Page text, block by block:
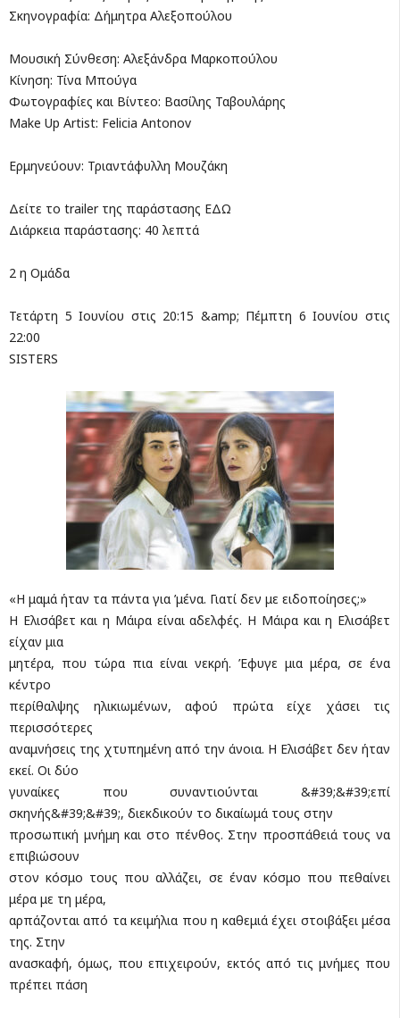
Σκηνογραφία: Δήμητρα Αλεξοπούλου
Μουσική Σύνθεση: Αλεξάνδρα Μαρκοπούλου
Κίνηση: Τίνα Μπούγα
Φωτογραφίες και Βίντεο: Βασίλης Ταβουλάρης
Make Up Artist: Felicia Antonov
Ερμηνεύουν: Τριαντάφυλλη Μουζάκη
Δείτε το trailer της παράστασης ΕΔΩ
Διάρκεια παράστασης: 40 λεπτά
2 η Ομάδα
Τετάρτη 5 Ιουνίου στις 20:15 &amp; Πέμπτη 6 Ιουνίου στις
22:00
SISTERS
«Η μαμά ήταν τα πάντα για ’μένα. Γιατί δεν με ειδοποίησες;»
Η Ελισάβετ και η Μάιρα είναι αδελφές. Η Μάιρα και η Ελισάβετ
είχαν μια
μητέρα, που τώρα πια είναι νεκρή. Έφυγε μια μέρα, σε ένα
κέντρο
περίθαλψης ηλικιωμένων, αφού πρώτα είχε χάσει τις
περισσότερες
αναμνήσεις της χτυπημένη από την άνοια. Η Ελισάβετ δεν ήταν
εκεί. Οι δύο
γυναίκες που συναντιούνται &#39;&#39;επί
σκηνής&#39;&#39;, διεκδικούν το δικαίωμά τους στην
προσωπική μνήμη και στο πένθος. Στην προσπάθειά τους να
επιβιώσουν
στον κόσμο τους που αλλάζει, σε έναν κόσμο που πεθαίνει
μέρα με τη μέρα,
αρπάζονται από τα κειμήλια που η καθεμιά έχει στοιβάξει μέσα
της. Στην
ανασκαφή, όμως, που επιχειρούν, εκτός από τις μνήμες που
πρέπει πάση